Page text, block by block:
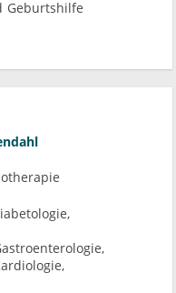
Geburtshilfe